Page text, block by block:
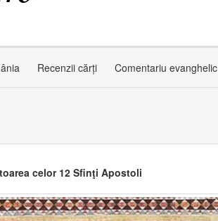
Recenzii cărți Comentariu evanghelic
celor 12 Sfinţi Apostoli